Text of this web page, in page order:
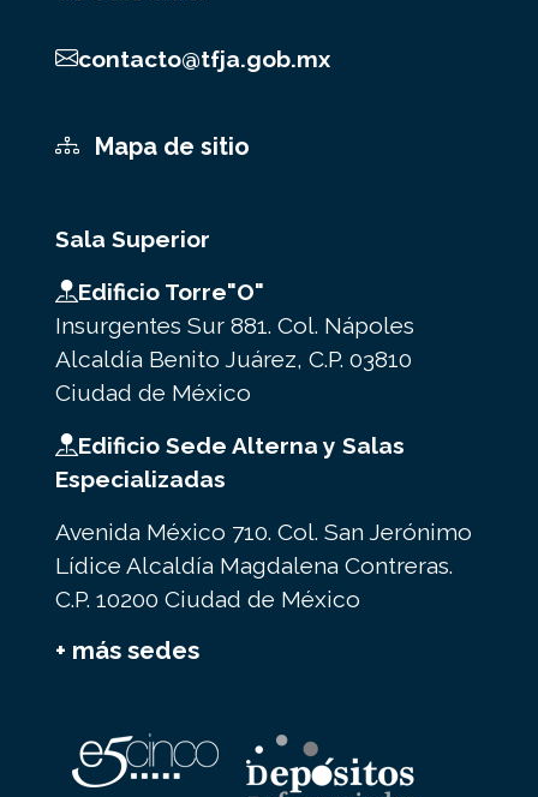
contacto@tfja.gob.mx
Mapa de sitio
Sala Superior
Edificio Torre"O"
Insurgentes Sur 881. Col. Nápoles
Alcaldía Benito Juárez, C.P. 03810
Ciudad de México
Edificio Sede Alterna y Salas
Especializadas
Avenida México 710. Col. San Jerónimo
Lídice Alcaldía Magdalena Contreras.
C.P. 10200 Ciudad de México
+ más sedes